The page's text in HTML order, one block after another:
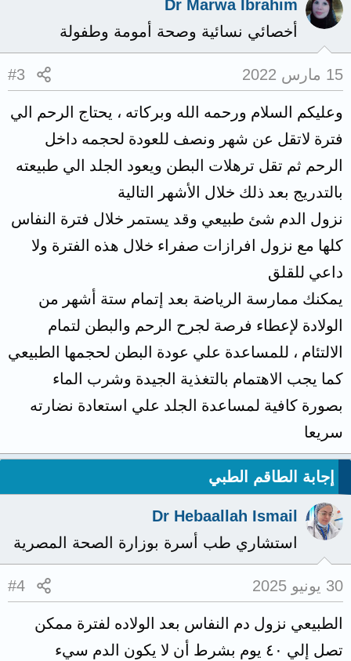
Dr Marwa Ibrahim
أخصائي نسائية وصحة أمومة وطفولة
15 مارس 2022 #3
وعليكم السلام ورحمه الله وبركاته ، يحتاج الرحم الي
فترة لاتقل عن شهر ونصف للعودة لحجمه داخل
الرحم ثم تقل ترهلات البطن ويعود الجلد الي طبيعته
بالتدريج بعد ذلك خلال الأشهر التالية
نزول الدم شئ طبيعي وقد يستمر خلال فترة النفاس
كلها مع نزول افرازات صفراء خلال هذه الفترة ولا
داعي للقلق
يمكنك ممارسة الرياضة بعد إتمام ستة أشهر من
الولادة لإعطاء فرصة لجرح الرحم والبطن لتمام
الالتئام ، للمساعدة علي عودة البطن لحجمها الطبيعي
كما يجب الاهتمام بالتغذية الجيدة وشرب الماء
بصورة كافية لمساعدة الجلد علي استعادة نضارته
سريعا
إجابة الطاقم الطبي
Dr Hebaallah Ismail
استشاري طب أسرة بوزارة الصحة المصرية
30 يونيو 2025 #4
الطبيعي نزول دم النفاس بعد الولاده لفترة ممكن
تصل إلي ٤٠ يوم بشرط أن لا يكون الدم سيء